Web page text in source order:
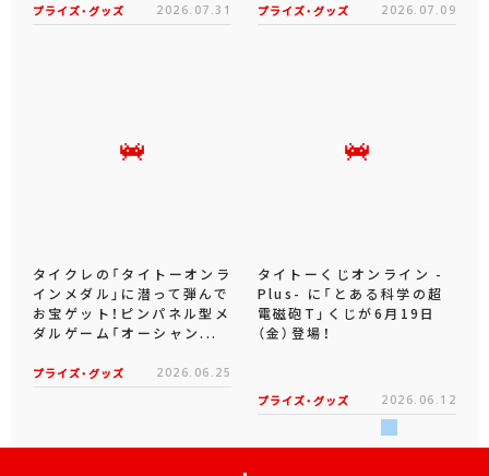
プライズ・グッズ 2026.07.31 プライズ・グッズ 2026.07.09
タイクレの「タイトーオンラ
インメダル」に潜って弾んで
お宝ゲット！ピンパネル型メ
ダルゲーム「オーシャン...
プライズ・グッズ 2026.06.25
タイトーくじオンライン -
Plus- に「とある科学の超
電磁砲T」くじが6月19日
（金）登場！
プライズ・グッズ 2026.06.12